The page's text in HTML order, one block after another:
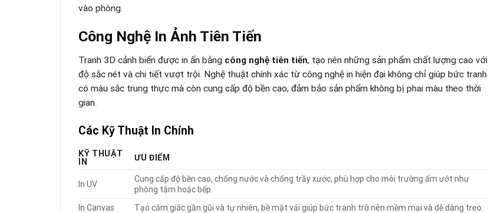
vào phòng.
Công Nghệ In Ảnh Tiên Tiến
Tranh 3D cảnh biển được in ấn bằng công nghệ tiên tiến, tạo nên những sản phẩm chất lượng cao với
độ sắc nét và chi tiết vượt trội. Nghệ thuật chính xác từ công nghệ in hiện đại không chỉ giúp bức tranh
có màu sắc trung thực mà còn cung cấp độ bền cao, đảm bảo sản phẩm không bị phai màu theo thời
gian.
Các Kỹ Thuật In Chính
KỸ THUẬT
IN
ƯU ĐIỂM
In UV
Cung cấp độ bền cao, chống nước và chống trầy xước, phù hợp cho môi trường ẩm ướt như
phòng tắm hoặc bếp.
In Canvas
Tạo cảm giác gần gũi và tự nhiên, bề mặt vải giúp bức tranh trở nên mềm mại và dễ dàng treo.